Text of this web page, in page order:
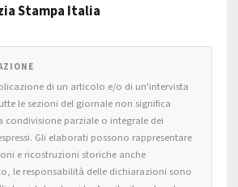
Stampa Italia
di un articolo e/o di un'intervista
le sezioni del giornale non significa
condivisione parziale o integrale dei
Gli elaborati possono rappresentare
e ricostruzioni storiche anche
le responsabilità delle dichiarazioni sono